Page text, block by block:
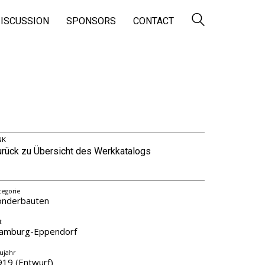
SPONSORS CONTACT
zu Übersicht des Werkkatalogs
Eppendorf
(Entwurf)